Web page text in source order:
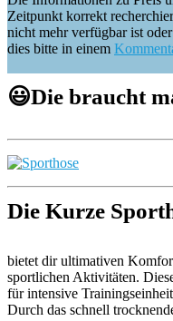
Zeitpunkt korrekt
nicht mehr verfügbar ist
dies bitte in einem
😃Die braucht
Die Kurze
bietet dir ultimativen
sportlichen Aktivitäten.
für intensive
Durch das schnell